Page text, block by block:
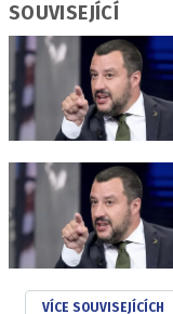
SOUVISEJÍCÍ
VÍCE SOUVISEJÍCÍCH